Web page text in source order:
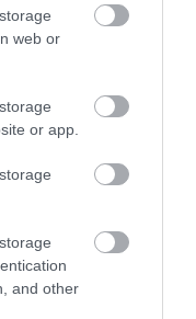
web or
or app.
and other
ipar, amiből a hazai
A nagy
ugyanakkor